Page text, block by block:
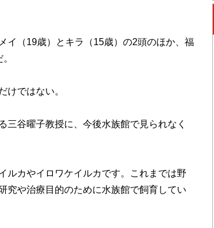
（19歳）とキラ（15歳）の2頭のほか、福
ではない。
谷曜子教授に、今後水族館で見られなく
ルカやイロワケイルカです。これまでは野
究や治療目的のために水族館で飼育してい